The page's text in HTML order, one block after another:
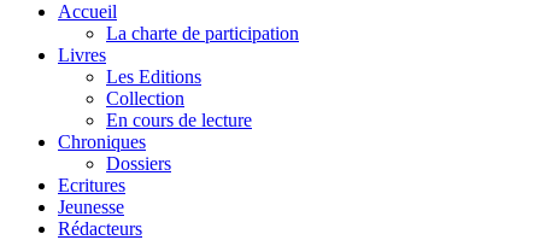
Accueil
La charte de participation
Livres
Les Editions
Collection
En cours de lecture
Chroniques
Dossiers
Ecritures
Jeunesse
Rédacteurs